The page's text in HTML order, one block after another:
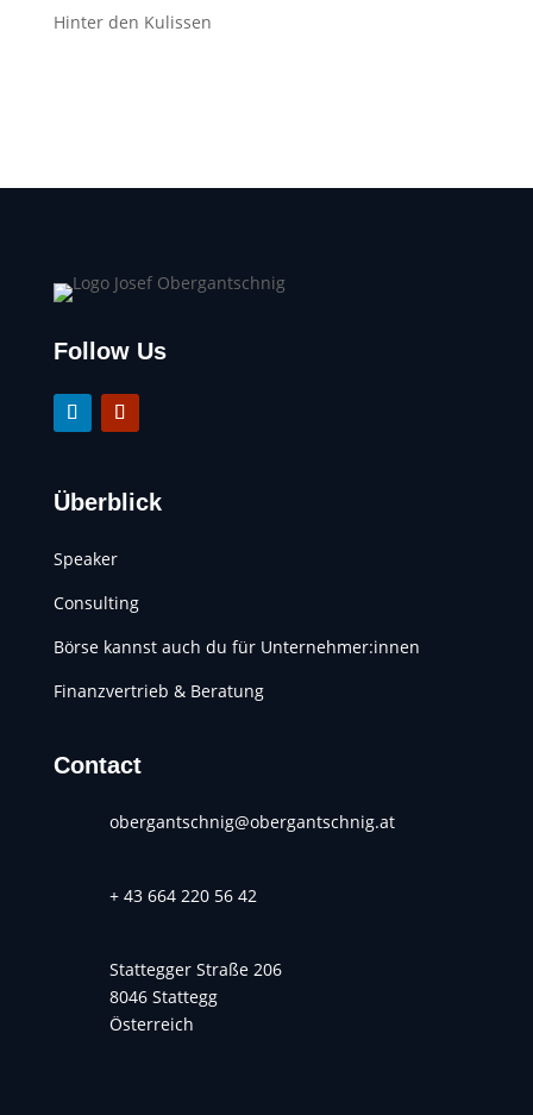
Hinter den Kulissen
Follow Us
Überblick
Speaker
Consulting
Börse kannst auch du für Unternehmer:innen
Finanzvertrieb & Beratung
Contact
obergantschnig@obergantschnig.at
+ 43 664 220 56 42
Stattegger Straße 206
8046 Stattegg
Österreich